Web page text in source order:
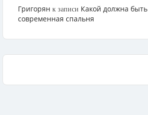
Григорян к записи Какой должна быть
современная спальня